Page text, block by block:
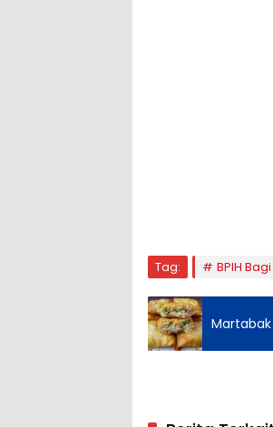
Tag: BPIH
Martabak